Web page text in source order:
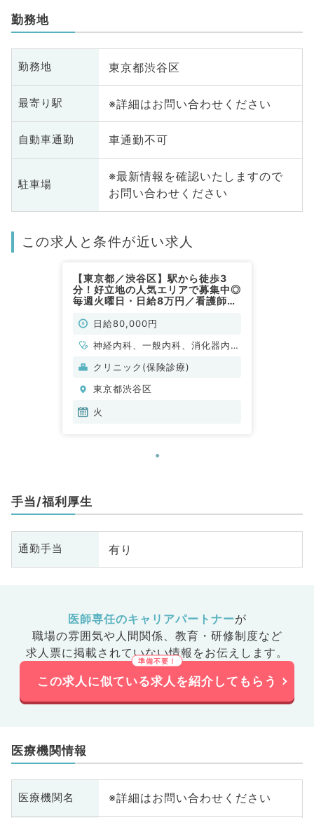
勤務地
勤務地 東京都渋谷区
最寄り駅 ※詳細はお問い合わせください
自動車通勤 車通勤不可
駐車場
※最新情報を確認いたしますので
お問い合わせください
この求人と条件が近い求人
【東京都／渋谷区】駅から徒歩3
分！好立地の人気エリアで募集中◎
毎週火曜日・日給8万円／看護師・
ク（内科系／非常勤）
日給80,000円
神経内科、一般内科、消化器内
科、老年内科
クリニック(保険診療)
東京都渋谷区
火
手当/福利厚生
通勤手当 有り
医師専任のキャリアパートナーが
職場の雰囲気や人間関係、 教育・研修制度など
求人票に掲載されていない情報をお伝えします。
この求人に似ている求人を紹介してもらう
医療機関情報
医療機関名 ※詳細はお問い合わせください